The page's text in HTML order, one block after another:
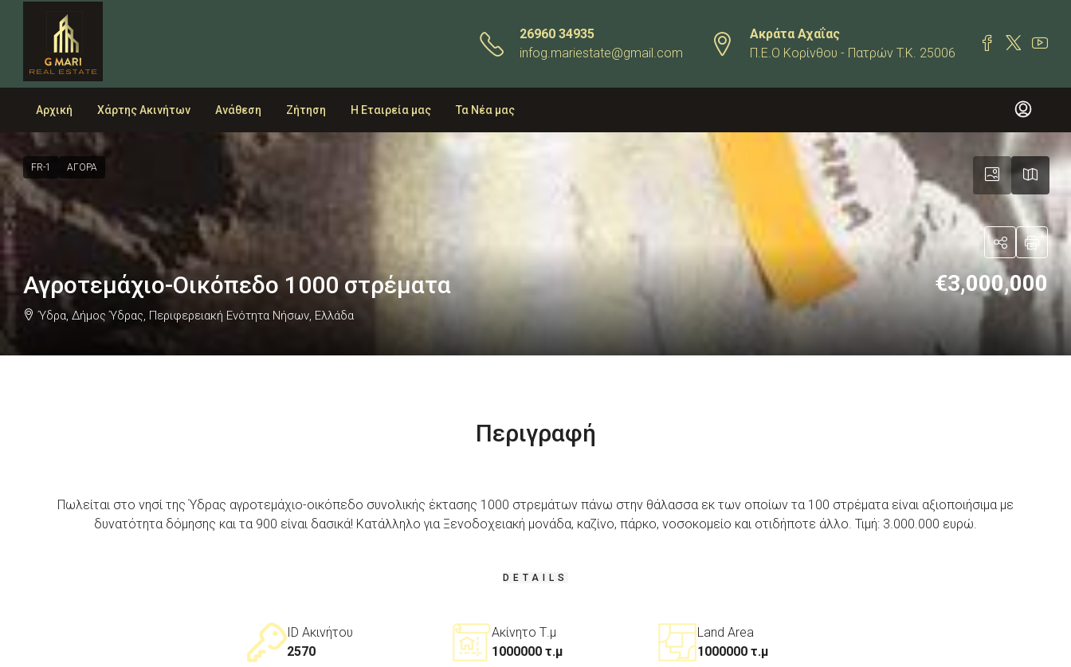
26960 34935
infog.mariestate@gmail.com
Ακράτα Αχαΐας
Π.Ε.Ο Κορίνθου - Πατρών T.K. 25006
Αρχική Χάρτης Ακινήτων Ανάθεση Ζήτηση Η Εταιρεία μας Τα Νέα μας
FR-1 ΑΓΟΡΑ
Αγροτεμάχιο-Οικόπεδο 1000 στρέματα
Ύδρα, Δήμος Ύδρας, Περιφερειακή Ενότητα Νήσων, Ελλάδα
€3,000,000
Περιγραφή
Πωλείται στο νησί της Ύδρας αγροτεμάχιο-οικόπεδο συνολικής έκτασης 1000 στρεμάτων πάνω στην θάλασσα εκ των οποίων τα 100 στρέματα είναι αξιοποιήσιμα με
δυνατότητα δόμησης και τα 900 είναι δασικά! Κατάλληλο για Ξενοδοχειακή μονάδα, καζίνο, πάρκο, νοσοκομείο και οτιδήποτε άλλο. Τιμή: 3.000.000 ευρώ.
DETAILS
ID Ακινήτου
2570
Ακίνητο Τ.μ
1000000 τ.μ
Land Area
1000000 τ.μ